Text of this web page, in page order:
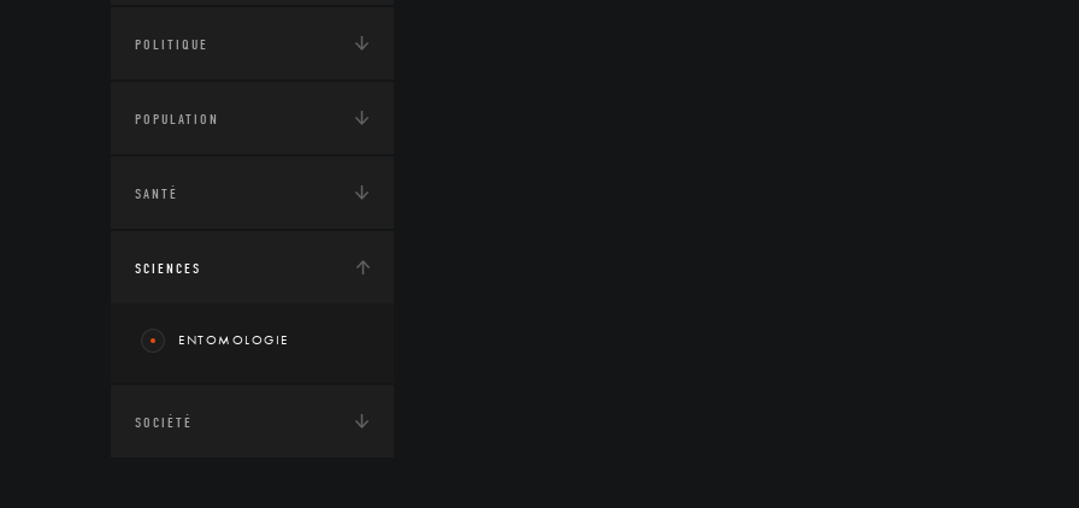
POLITIQUE
POPULATION
SANTÉ
SCIENCES
ENTOMOLOGIE
SOCIÉTÉ